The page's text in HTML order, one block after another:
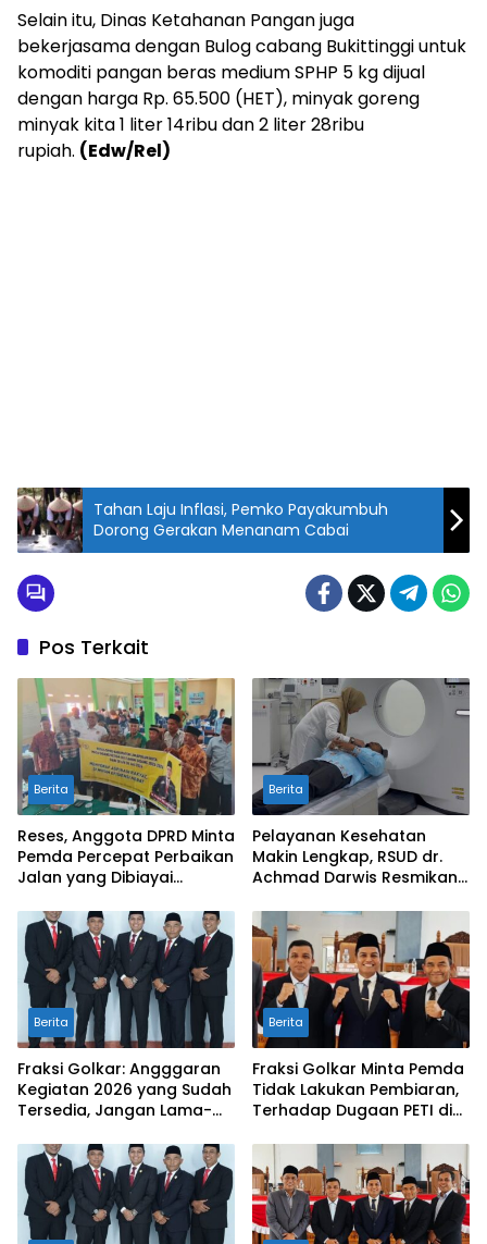
Selain itu, Dinas Ketahanan Pangan juga
bekerjasama dengan Bulog cabang Bukittinggi untuk
komoditi pangan beras medium SPHP 5 kg dijual
dengan harga Rp. 65.500 (HET), minyak goreng
minyak kita 1 liter 14ribu dan 2 liter 28ribu
rupiah. (Edw/Rel)
Tahan Laju Inflasi, Pemko Payakumbuh
Dorong Gerakan Menanam Cabai
Pos Terkait
Berita
Reses, Anggota DPRD Minta
Pemda Percepat Perbaikan
Jalan yang Dibiayai
Berita
Pelayanan Kesehatan
Makin Lengkap, RSUD dr.
Achmad Darwis Resmikan
Berita
Fraksi Golkar: Angggaran
Kegiatan 2026 yang Sudah
Tersedia, Jangan Lama-
Daerah
Berita
Fraksi Golkar Minta Pemda
Tidak Lakukan Pembiaran,
Terhadap Dugaan PETI di